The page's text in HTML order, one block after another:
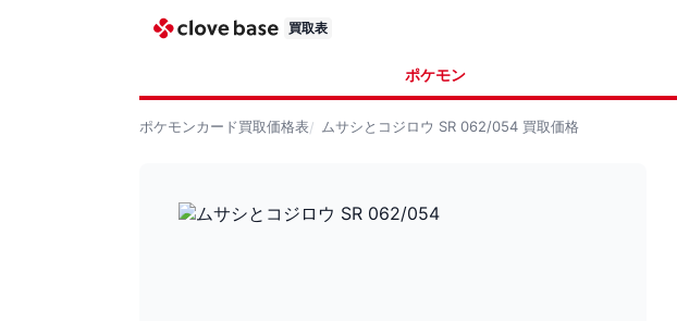
買取表
ポケモン
ポケモンカード買取価格表 ムサシとコジロウ SR 062/054 買取価格